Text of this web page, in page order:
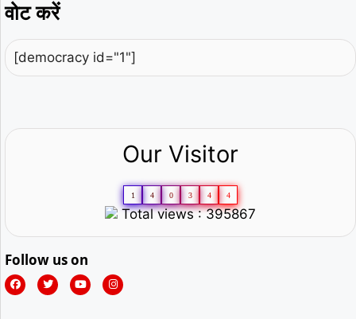
वोट करें
[democracy id="1"]
Our Visitor
1 4 0 3 4 4
Total views : 395867
Follow us on